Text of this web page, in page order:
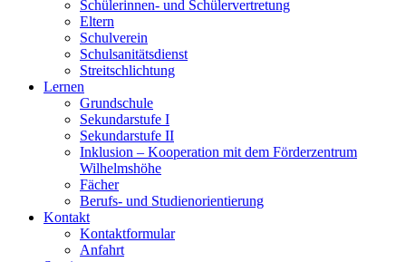
Schülerinnen- und Schülervertretung
Eltern
Schulverein
Schulsanitätsdienst
Streitschlichtung
Lernen
Grundschule
Sekundarstufe I
Sekundarstufe II
Inklusion – Kooperation mit dem Förderzentrum
Wilhelmshöhe
Fächer
Berufs- und Studienorientierung
Kontakt
Kontaktformular
Anfahrt